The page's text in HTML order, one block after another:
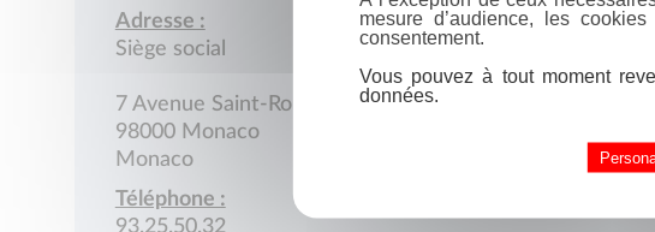
Adresse :
Siège social
7 Avenue Saint-Roman
98000 Monaco
Monaco
Téléphone :
93.25.50.32
mesure d’audience, les
consentement.
Vous pouvez à tout moment
données.